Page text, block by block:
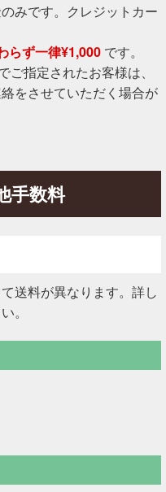
みです。クレジットカー
らず一律¥1,000です。
指定されたお客様は、
をさせていただく場合が
手数料
送料が異なります。詳し
。